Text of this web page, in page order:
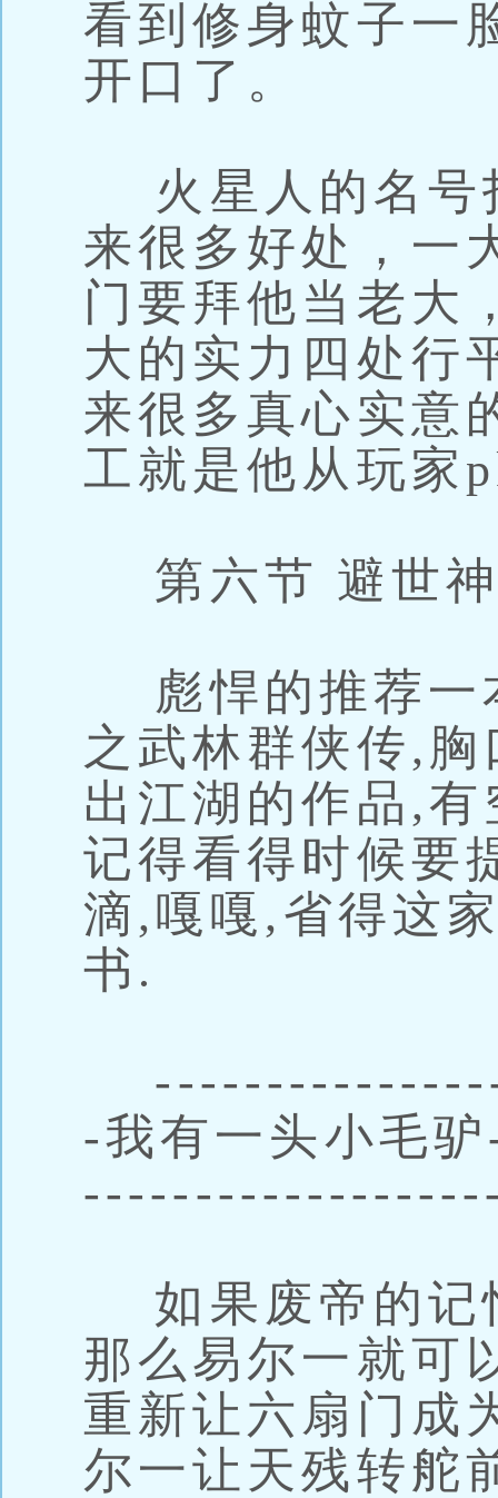
看到修身蚊子一
开口了。
火星人的名号
来很多好处，一
门要拜他当老大
大的实力四处行
来很多真心实意
工就是他从玩家
第六节 避世
彪悍的推荐一
之武林群侠传,
出江湖的作品,
记得看得时候要
滴,嘎嘎,省得这
书.
-我有一头小毛
如果废帝的记
那么易尔一就可
重新让六扇门成
尔一让天残转舵